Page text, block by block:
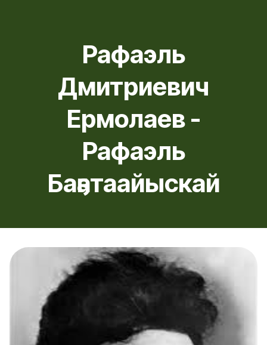
Рафаэль
Дмитриевич
Ермолаев -
Рафаэль
Баҕатаайыскай